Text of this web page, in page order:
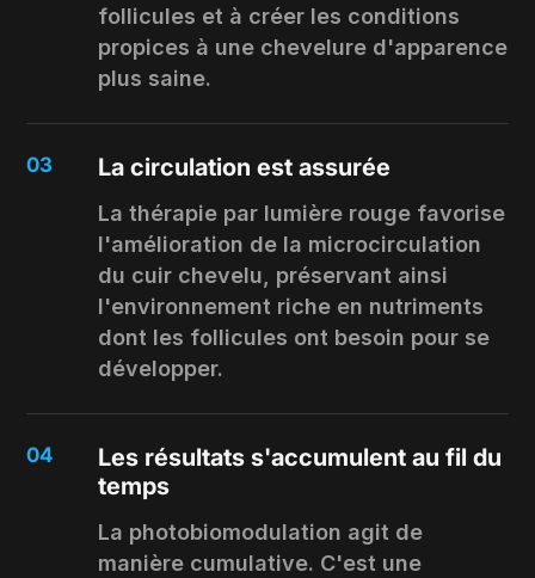
follicules et à créer les conditions
propices à une chevelure d'apparence
plus saine.
03 La circulation est assurée
La thérapie par lumière rouge favorise
l'amélioration de la microcirculation
du cuir chevelu, préservant ainsi
l'environnement riche en nutriments
dont les follicules ont besoin pour se
développer.
04
Les résultats s'accumulent au fil du
temps
La photobiomodulation agit de
manière cumulative. C'est une